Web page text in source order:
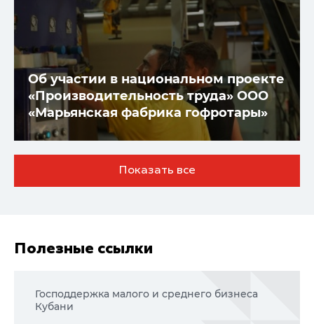
Об участии в национальном проекте
«Производительность труда» ООО
«Марьянская фабрика гофротары»
Показать все
Полезные ссылки
Господдержка малого и среднего бизнеса
Кубани